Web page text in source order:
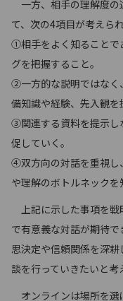
一方、相手の理解度の
て、次の4項目が考えられ
①相手をよく知ることで
グを把握すること。
②一方的な説明ではなく
備知識や経験、先入観を
③関連する資料を提示し
促していく。
④双方向の対話を重視し
や理解のボトルネックを
上記に示した事項を戦
で有意義な対話が期待
思決定や信頼関係を深
談を行っていきたいと考
オンラインは場所を選